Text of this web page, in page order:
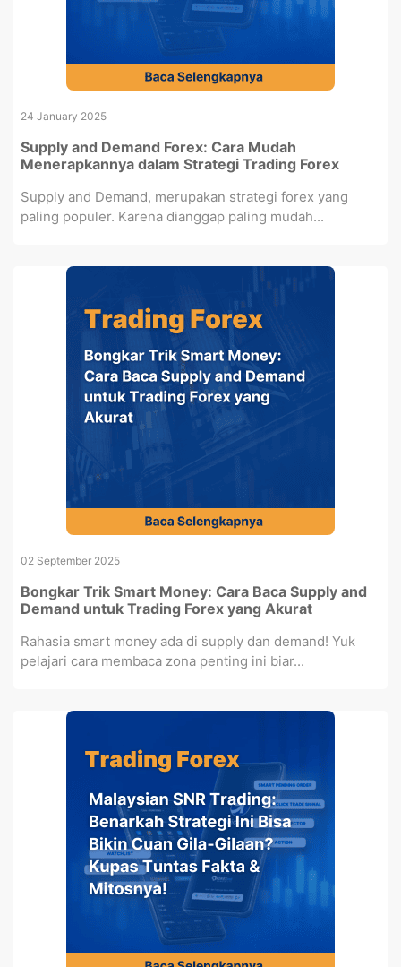
24 January 2025
Supply and Demand Forex: Cara Mudah
Menerapkannya dalam Strategi Trading Forex
Supply and Demand, merupakan strategi forex yang
paling populer. Karena dianggap paling mudah...
02 September 2025
Bongkar Trik Smart Money: Cara Baca Supply and
Demand untuk Trading Forex yang Akurat
Rahasia smart money ada di supply dan demand! Yuk
pelajari cara membaca zona penting ini biar...